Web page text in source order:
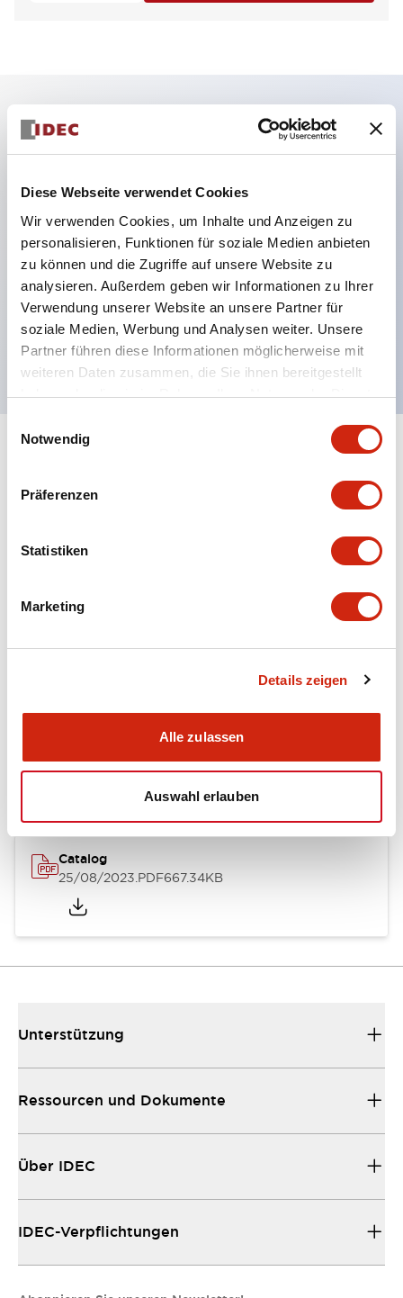
Diese Webseite verwendet Cookies
Wir verwenden Cookies, um Inhalte und Anzeigen zu
personalisieren, Funktionen für soziale Medien anbieten
zu können und die Zugriffe auf unsere Website zu
analysieren. Außerdem geben wir Informationen zu Ihrer
Verwendung unserer Website an unsere Partner für
soziale Medien, Werbung und Analysen weiter. Unsere
Partner führen diese Informationen möglicherweise mit
weiteren Daten zusammen, die Sie ihnen bereitgestellt
haben oder die sie im Rahmen Ihrer Nutzung der Dienste
Notwendig
Präferenzen
Statistiken
Marketing
Details zeigen
Alle zulassen
Auswahl erlauben
Hauptmerkmale
DPDT oder SPDT + sofortiges SPDT
8-polige Oktalfassung
8 Zeitbereiche
Wiederholfehler ±0,2 % maximal
Großer klarer Knopf für einfache Einstellung
Sofortige Überwachung des Betriebszustands
durch LED-Anzeigen
Alle erweitern+
Other Specifications
Dokumente und Dateien
23/06/2026.PDF2.46MB
Catalog
25/08/2023.PDF667.34KB
Unterstützung
Ressourcen und Dokumente
Über IDEC
IDEC-Verpflichtungen